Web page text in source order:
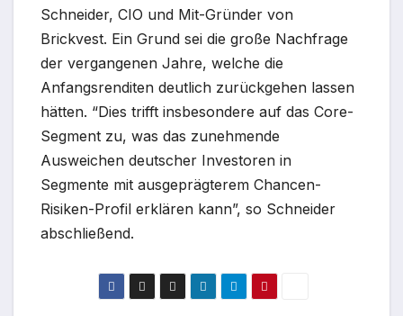
Schneider, CIO und Mit-Gründer von
Brickvest. Ein Grund sei die große Nachfrage
der vergangenen Jahre, welche die
Anfangsrenditen deutlich zurückgehen lassen
hätten. “Dies trifft insbesondere auf das Core-
Segment zu, was das zunehmende
Ausweichen deutscher Investoren in
Segmente mit ausgeprägterem Chancen-
Risiken-Profil erklären kann”, so Schneider
abschließend.